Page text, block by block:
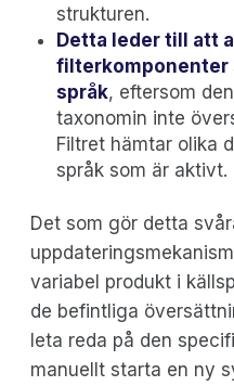
strukturen.
Detta leder till att
filterkomponenter
språk, eftersom
taxonomin inte
Filtret hämtar olika
språk som är aktivt.
Det som gör detta
variabel produkt i
de befintliga
leta reda på den
manuellt starta en ny